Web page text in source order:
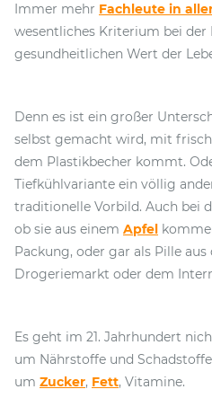
Immer mehr Fachleute in
wesentliches Kriterium bei der
gesundheitlichen Wert der
Denn es ist ein großer
selbst gemacht wird, mit
dem Plastikbecher kommt.
Tiefkühlvariante ein völlig
traditionelle Vorbild. Auch bei
ob sie aus einem Apfel
Packung, oder gar als Pille
Drogeriemarkt oder dem
Es geht im 21. Jahrhundert
um Nährstoffe und
um Zucker, Fett, Vitamine.